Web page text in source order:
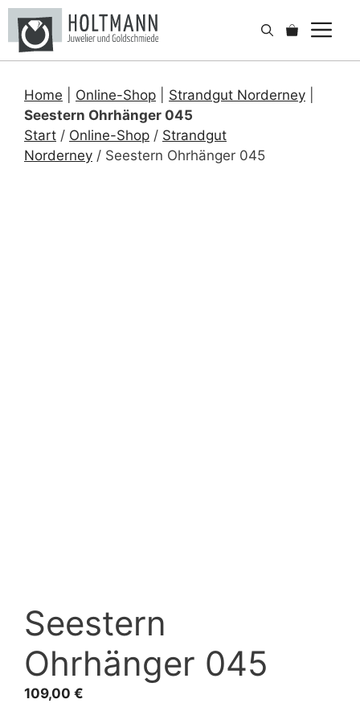
Zum
Inhalt
springen
Home Online-Shop Strandgut Norderney
Seestern Ohrhänger 045
Start / Online-Shop / Strandgut
Norderney / Seestern Ohrhänger 045
Seestern
Ohrhänger 045
109,00 €